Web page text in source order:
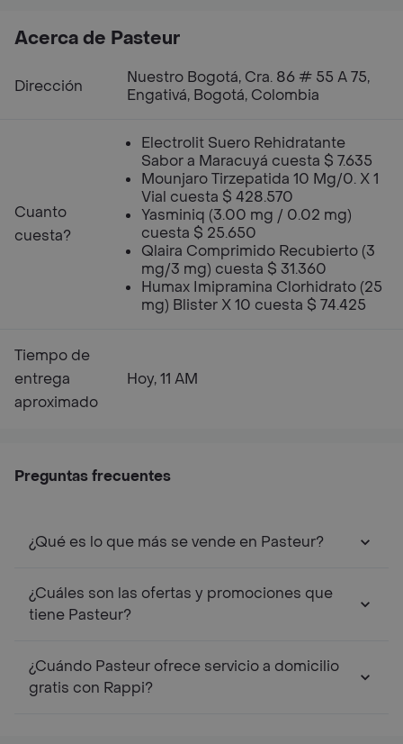
Acerca de Pasteur
Dirección
Nuestro Bogotá, Cra. 86 # 55 A 75,
Engativá, Bogotá, Colombia
Cuanto
cuesta?
Electrolit Suero Rehidratante
Sabor a Maracuyá cuesta $ 7.635
Mounjaro Tirzepatida 10 Mg/0. X 1
Vial cuesta $ 428.570
Yasminiq (3.00 mg / 0.02 mg)
cuesta $ 25.650
Qlaira Comprimido Recubierto (3
mg/3 mg) cuesta $ 31.360
Humax Imipramina Clorhidrato (25
mg) Blister X 10 cuesta $ 74.425
Tiempo de
entrega
aproximado
Hoy, 11 AM
Preguntas frecuentes
¿Qué es lo que más se vende en Pasteur?
¿Cuáles son las ofertas y promociones que
tiene Pasteur?
¿Cuándo Pasteur ofrece servicio a domicilio
gratis con Rappi?